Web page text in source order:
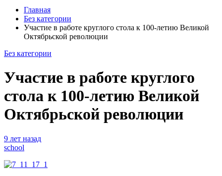
Главная
Без категории
Участие в работе круглого стола к 100-летию Великой
Октябрьской революции
Без категории
Участие в работе круглого
стола к 100-летию Великой
Октябрьской революции
9 лет назад
school